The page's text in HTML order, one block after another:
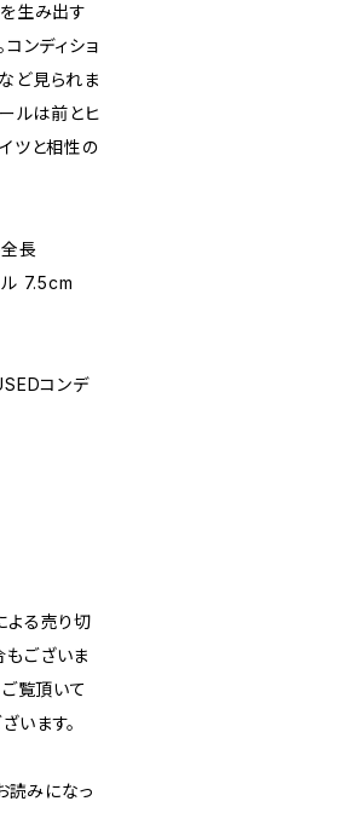
生み出す
ンディショ
ど見られま
ルは前とヒ
ツと相性の
長
7.5cm
コンデ
よる売り切
ございま
覧頂いて
います。
読みになっ